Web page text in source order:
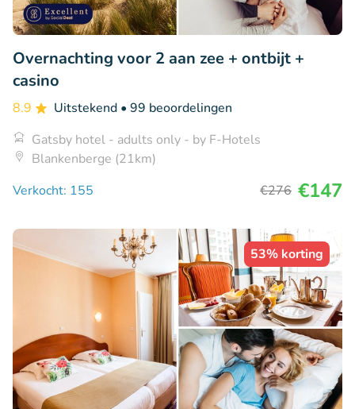
Overnachting voor 2 aan zee + ontbijt +
casino
8.9 Uitstekend • 99 beoordelingen
Gatsby hotel - adults only - by F-Hotels
Blankenberge (21km)
Verkocht: 155
€276 €147
53% korting